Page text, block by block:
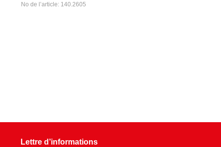
No de l’article: 140.2605
Lettre d’informations